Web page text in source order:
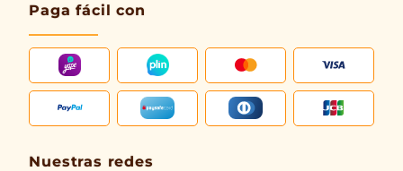
Paga fácil con
Nuestras redes